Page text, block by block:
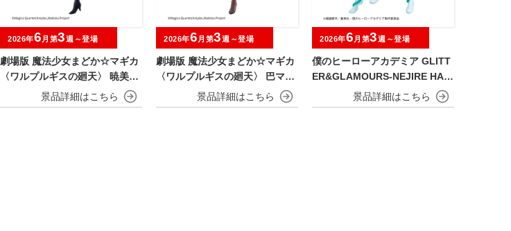
劇場版 魔法少女まどか☆マギカ
〈ワルプルギスの廻天〉 暁美ほ
むら フィギュア
2026年6 月第3週～登場
劇場版 魔法少女まどか☆マギカ
〈ワルプルギスの廻天〉 巴マミ
フィギュア
2026年6 月第3週～登場
僕のヒーローアカデミア GLITT
ER&GLAMOURS-NEJIRE HAD
2026年6 月第3週～登場